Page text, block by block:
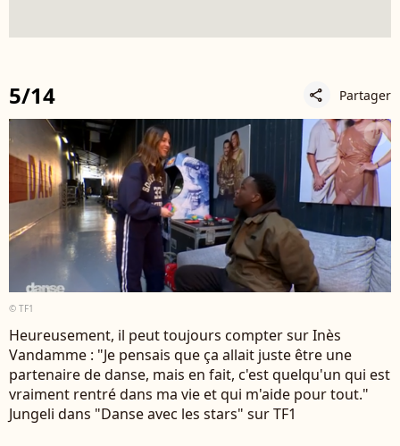
5/14 share Partager
© TF1
Heureusement, il peut toujours compter sur Inès
Vandamme : "Je pensais que ça allait juste être une
partenaire de danse, mais en fait, c'est quelqu'un qui est
vraiment rentré dans ma vie et qui m'aide pour tout."
Jungeli dans "Danse avec les stars" sur TF1